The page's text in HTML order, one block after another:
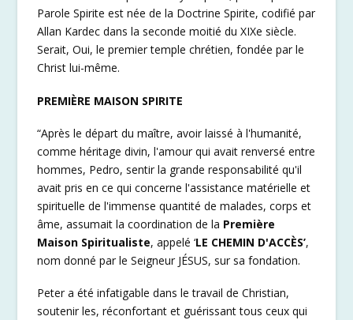
Parole Spirite est née de la Doctrine Spirite, codifié par
Allan Kardec dans la seconde moitié du XIXe siècle.
Serait, Oui, le premier temple chrétien, fondée par le
Christ lui-même.
PREMIÈRE MAISON SPIRITE
“Après le départ du maître, avoir laissé à l'humanité,
comme héritage divin, l'amour qui avait renversé entre
hommes, Pedro, sentir la grande responsabilité qu'il
avait pris en ce qui concerne l'assistance matérielle et
spirituelle de l'immense quantité de malades, corps et
âme, assumait la coordination de la Première
Maison Spiritualiste, appelé ‘LE CHEMIN D'ACCÈS’,
nom donné par le Seigneur JÉSUS, sur sa fondation.
Peter a été infatigable dans le travail de Christian,
soutenir les, réconfortant et guérissant tous ceux qui